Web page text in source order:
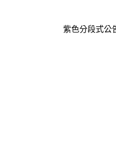
紫色分段式公